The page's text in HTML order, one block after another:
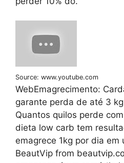
Source: www.youtube.com
WebEmagrecimento:
garante perda de até 3
Quantos quilos perde
dieta low carb tem
emagrece 1kg por dia em
BeautVip from